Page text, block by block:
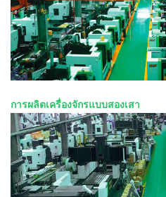
การผลิตเครื่องจักรแบบสองเสา